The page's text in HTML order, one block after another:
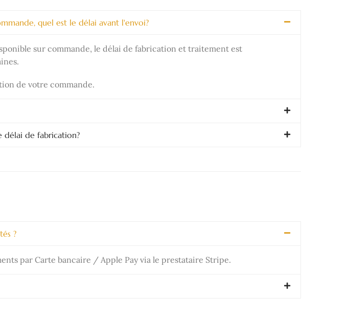
quel est le délai avant l'envoi?
sur commande, le délai de fabrication et traitement est
de votre commande.
délai de fabrication?
?
par Carte bancaire / Apple Pay via le prestataire Stripe.